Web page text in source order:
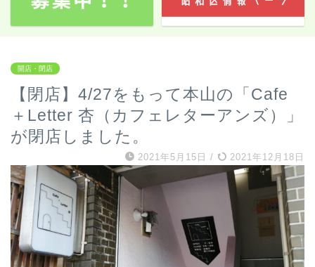
開店・閉店
【閉店】4/27をもって本山の「Cafe
＋Letter 杏（カフェレターアンズ）」
が閉店しました。
2021年5月15日 / 2021年12月18日